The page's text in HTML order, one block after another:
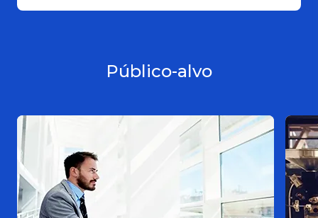
Público-alvo